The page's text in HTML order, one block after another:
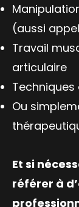
(aussi
Travail
articulaire
Ou
Et si
référer à